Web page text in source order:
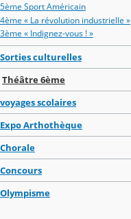
5ème Sport Américain
4ème « La révolution industrielle »
3ème « Indignez-vous ! »
Sorties culturelles
Théâtre 6ème
voyages scolaires
Expo Arthothèque
Chorale
Concours
Olympisme